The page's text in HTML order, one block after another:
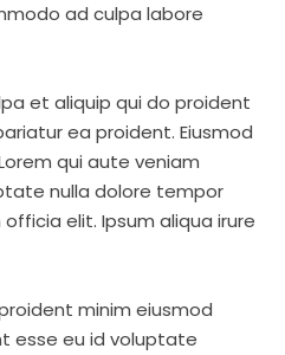
ad culpa labore
et aliquip qui do proident
ea proident. Eiusmod
qui aute veniam
nulla dolore tempor
elit. Ipsum aliqua irure
minim eiusmod
esse eu id voluptate